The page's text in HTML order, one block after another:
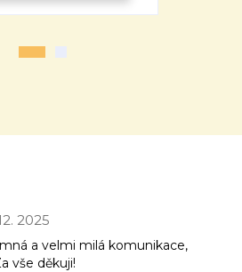
2025
a velmi milá komunikace,
vše děkuji!